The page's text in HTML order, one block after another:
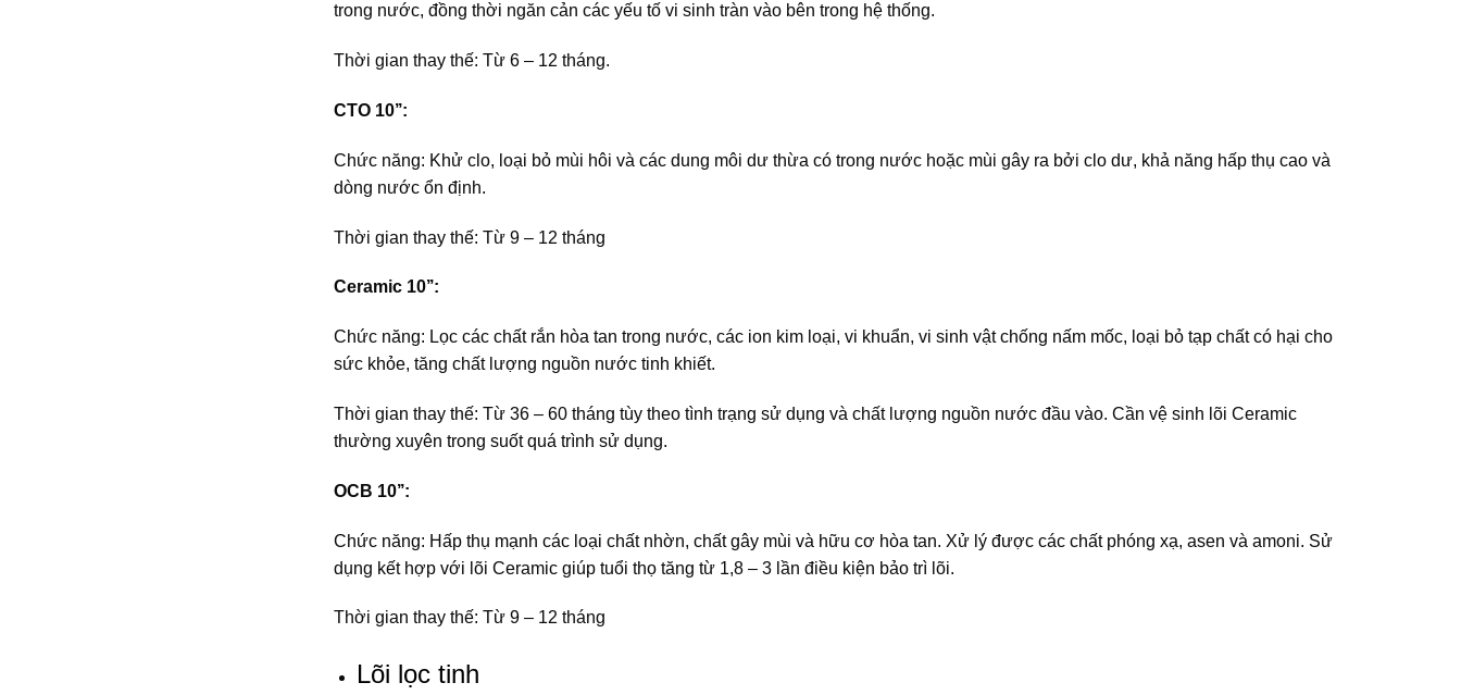
trong nước, đồng thời ngăn cản các yếu tố vi sinh tràn vào bên trong hệ thống.
Thời gian thay thế: Từ 6 – 12 tháng.
CTO 10’’:
Chức năng: Khử clo, loại bỏ mùi hôi và các dung môi dư thừa có trong nước hoặc mùi gây ra bởi clo dư, khả năng hấp thụ cao và
dòng nước ổn định.
Thời gian thay thế: Từ 9 – 12 tháng
Ceramic 10’’:
Chức năng: Lọc các chất rắn hòa tan trong nước, các ion kim loại, vi khuẩn, vi sinh vật chống nấm mốc, loại bỏ tạp chất có hại cho
sức khỏe, tăng chất lượng nguồn nước tinh khiết.
Thời gian thay thế: Từ 36 – 60 tháng tùy theo tình trạng sử dụng và chất lượng nguồn nước đầu vào. Cần vệ sinh lõi Ceramic
thường xuyên trong suốt quá trình sử dụng.
OCB 10’’:
Chức năng: Hấp thụ mạnh các loại chất nhờn, chất gây mùi và hữu cơ hòa tan. Xử lý được các chất phóng xạ, asen và amoni. Sử
dụng kết hợp với lõi Ceramic giúp tuổi thọ tăng từ 1,8 – 3 lần điều kiện bảo trì lõi.
Thời gian thay thế: Từ 9 – 12 tháng
Lõi lọc tinh